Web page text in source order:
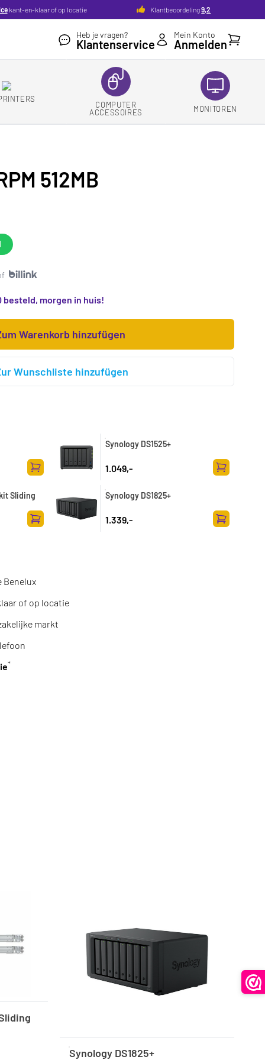
kant-en-klaar of op locatie Klantbeoordeling9,2
Heb je vragen?
Klantenservice
Mein Konto
AnmeldenIhr
COMPUTER
ACCESSOIRES
MONITOREN
512MB
besteld, morgen in huis!
Warenkorb hinzufügen
Wunschliste hinzufügen
Zum Warenkorb hinzufügen
Synology DS1525+
1.049,-
Zum
Sliding
Zum Warenkorb hinzufügen
Synology DS1825+
1.339,-
Zum
Benelux
of op locatie
markt
*
Synology DS1825+